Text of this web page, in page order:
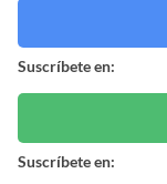
Suscríbete en:
Suscríbete en: